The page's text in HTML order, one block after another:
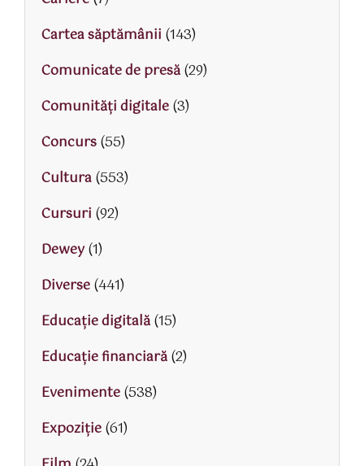
Cartea săptămânii (143)
Comunicate de presă(29)
Comunități digitale(3)
Concurs(55)
Cultura(553)
Cursuri (92)
Dewey(1)
Diverse(441)
Educaţie digitală(15)
Educaţie financiară(2)
Evenimente(538)
Expoziție(61)